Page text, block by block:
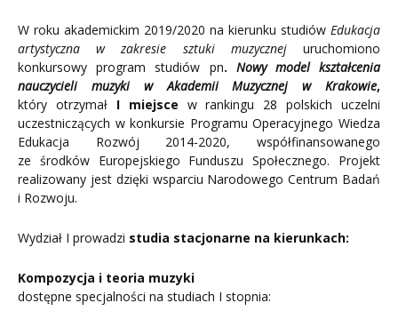
W roku akademickim 2019/2020 na kierunku studiów Edukacja
artystyczna w zakresie sztuki muzycznejuruchomiono
konkursowy program studiów pn. Nowy model kształcenia
nauczycieli muzyki w Akademii Muzycznej w Krakowie,
który otrzymałI miejsce w rankingu 28 polskich uczelni
uczestniczących w konkursie Programu Operacyjnego Wiedza
Edukacja Rozwój 2014-2020, współfinansowanego
ze środków Europejskiego Funduszu Społecznego. Projekt
realizowany jest dzięki wsparciu Narodowego Centrum Badań
i Rozwoju.
Wydział I prowadzi studia stacjonarne na kierunkach:
Kompozycja i teoria muzyki
dostępne specjalności na studiach I stopnia: